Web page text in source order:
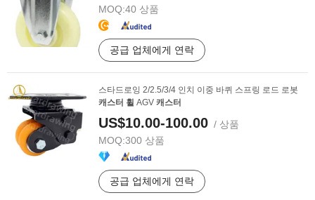
MOQ:40 상품
공급 업체에게 연락
스타드로잉 2/2.5/3/4 인치 이중 바퀴 스프링 로드 로봇
캐스터 휠 AGV 캐스터
US$10.00-100.00 / 상품
MOQ:300 상품
공급 업체에게 연락